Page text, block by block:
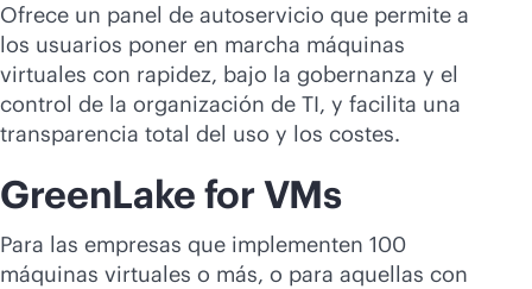
Ofrece un panel de autoservicio que permite a
los usuarios poner en marcha máquinas
virtuales con rapidez, bajo la gobernanza y el
control de la organización de TI, y facilita una
transparencia total del uso y los costes.
GreenLake for VMs
Para las empresas que implementen 100
máquinas virtuales o más, o para aquellas con